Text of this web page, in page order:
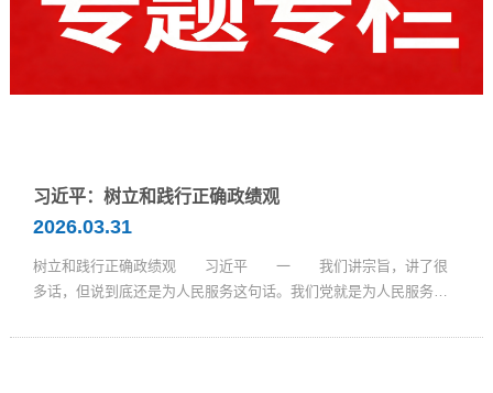
习近平：树立和践行正确政绩观
2026.03.31
树立和践行正确政绩观 习近平 一 我们讲宗旨，讲了很
多话，但说到底还是为人民服务这句话。我们党就是为人民服务